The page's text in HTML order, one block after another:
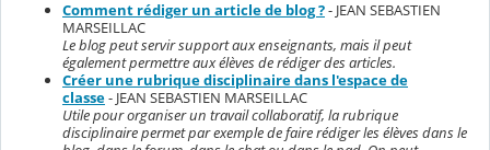
Comment rédiger un article de blog ?- JEAN SEBASTIEN
MARSEILLAC
Le blog peut servir support aux enseignants, mais il peut
également permettre aux élèves de rédiger des articles.
Créer une rubrique disciplinaire dans l'espace de
classe- JEAN SEBASTIEN MARSEILLAC
Utile pour organiser un travail collaboratif, la rubrique
disciplinaire permet par exemple de faire rédiger les élèves dans le